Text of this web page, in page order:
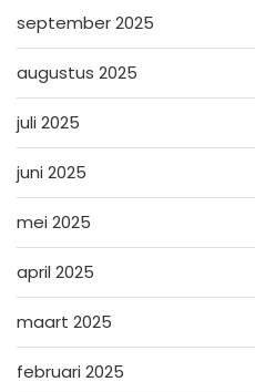
september 2025
augustus 2025
juli 2025
juni 2025
mei 2025
april 2025
maart 2025
februari 2025